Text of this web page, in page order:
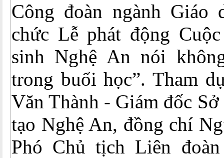
Công đoàn ngành Giáo
chức Lễ phát động
sinh Nghệ An nói
trong buổi học”. Tham
Văn Thành - Giám đốc
tạo Nghệ An, đồng chí
Phó Chủ tịch Liên